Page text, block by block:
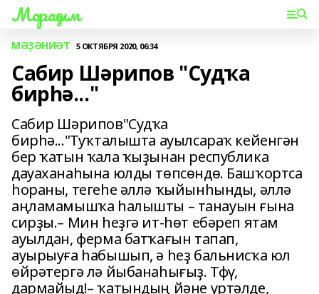
Мораҙым
МӘҘӘНИӘТ 5 ОКТЯБРЯ 2020, 06:34
Сабир Шәрипов "Судҡа
бирһә..."
Сабир Шәрипов"Судҡа
бирһә..."Туҡталышта ауылсараҡ кейенгән
бер ҡатын ҡала ҡыҙынан республика
дауаханаһына юлды төпсөндө. Башҡортса
һораны, тегеһе әллә ҡыйынһынды, әллә
аңламамышҡа һалышты – танауын ғына
сирҙы.– Мин һеҙгә ит-һөт ебәреп ятам
ауылдан, ферма батҡағын тапап,
ауырыуға һабышып, ә һеҙ бальнисҡа юл
өйрәтергә лә йыбанаһығыҙ. Тфү,
дармайыд!– ҡатындың йәне үртәлде,